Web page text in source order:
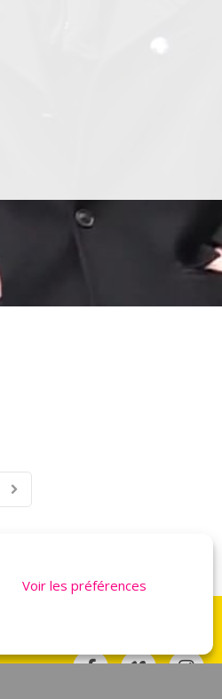
Voir les préférences